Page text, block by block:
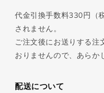
代金引換手数料330円（
されません。
ご注文後にお送りする注
おりませんので、あらか
配送について